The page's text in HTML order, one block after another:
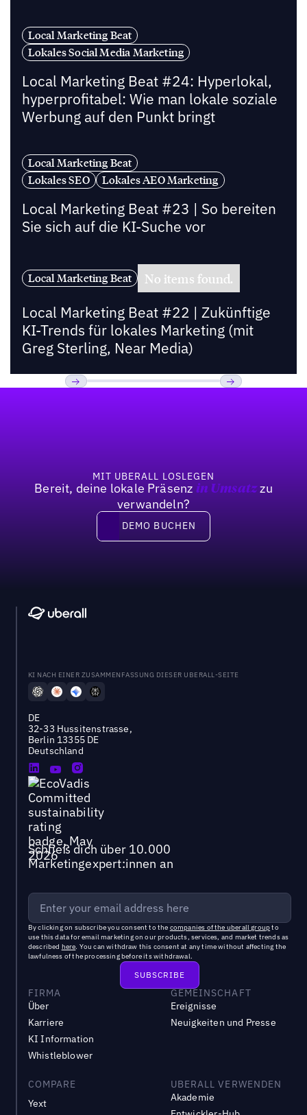
Local Marketing Beat
Lokales Social Media Marketing
Local Marketing Beat #24: Hyperlokal,
hyperprofitabel: Wie man lokale soziale
Werbung auf den Punkt bringt
Local Marketing Beat
Lokales SEO
Lokales AEO Marketing
Local Marketing Beat #23 | So bereiten
Sie sich auf die KI-Suche vor
Local Marketing Beat No items found.
Local Marketing Beat #22 | Zukünftige
KI-Trends für lokales Marketing (mit
Greg Sterling, Near Media)
MIT UBERALL LOSLEGEN
Bereit, deine lokale Präsenz in Umsatzzu
verwandeln?
DEMO BUCHEN
DEMO BUCHEN
KI NACH EINER ZUSAMMENFASSUNG DIESER UBERALL-SEITE
DE
32-33 Hussitenstrasse,
Berlin 13355 DE
Deutschland
Schließ dich über 10.000
Marketingexpert:innen an
By clicking on subscribe you consent to the companies of the uberall groupto
use this data for email marketing on our products, services, and market trends as
described here. You can withdraw this consent at any time without affecting the
lawfulness of the processing before its withdrawal.
FIRMA
Über
Karriere
KI Information
Whistleblower
GEMEINSCHAFT
Ereignisse
Neuigkeiten und Presse
COMPARE
Yext
UBERALL VERWENDEN
Akademie